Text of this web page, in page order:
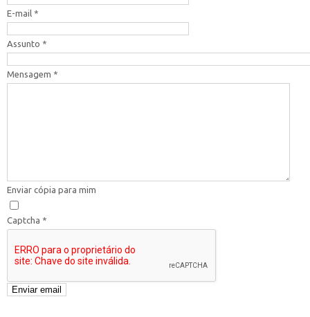
E-mail *
Assunto *
Mensagem *
Enviar cópia para mim
Captcha *